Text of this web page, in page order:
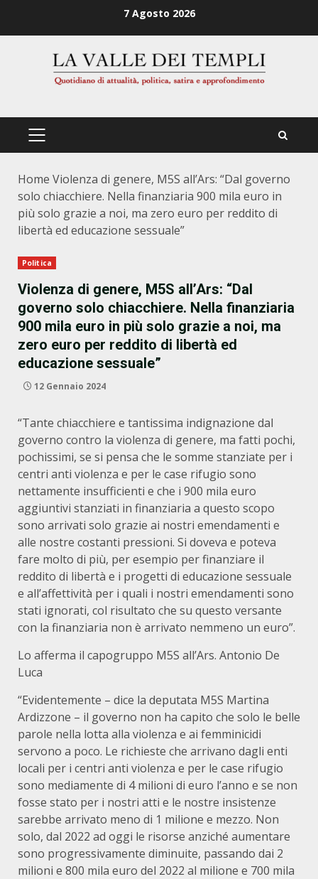
7 Agosto 2026
PRIMÄRES
Home Violenza di genere, M5S all’Ars: “Dal governo
solo chiacchiere. Nella finanziaria 900 mila euro in
più solo grazie a noi, ma zero euro per reddito di
libertà ed educazione sessuale”
Politica
Violenza di genere, M5S all’Ars: “Dal
governo solo chiacchiere. Nella finanziaria
900 mila euro in più solo grazie a noi, ma
zero euro per reddito di libertà ed
educazione sessuale”
12 Gennaio 2024
“Tante chiacchiere e tantissima indignazione dal
governo contro la violenza di genere, ma fatti pochi,
pochissimi, se si pensa che le somme stanziate per i
centri anti violenza e per le case rifugio sono
nettamente insufficienti e che i 900 mila euro
aggiuntivi stanziati in finanziaria a questo scopo
sono arrivati solo grazie ai nostri emendamenti e
alle nostre costanti pressioni. Si doveva e poteva
fare molto di più, per esempio per finanziare il
reddito di libertà e i progetti di educazione sessuale
e all’affettività per i quali i nostri emendamenti sono
stati ignorati, col risultato che su questo versante
con la finanziaria non è arrivato nemmeno un euro”.
Lo afferma il capogruppo M5S all’Ars. Antonio De
Luca
“Evidentemente – dice la deputata M5S Martina
Ardizzone – il governo non ha capito che solo le belle
parole nella lotta alla violenza e ai femminicidi
servono a poco. Le richieste che arrivano dagli enti
locali per i centri anti violenza e per le case rifugio
sono mediamente di 4 milioni di euro l’anno e se non
fosse stato per i nostri atti e le nostre insistenze
sarebbe arrivato meno di 1 milione e mezzo. Non
solo, dal 2022 ad oggi le risorse anziché aumentare
sono progressivamente diminuite, passando dai 2
milioni e 800 mila euro del 2022 al milione e 700 mila